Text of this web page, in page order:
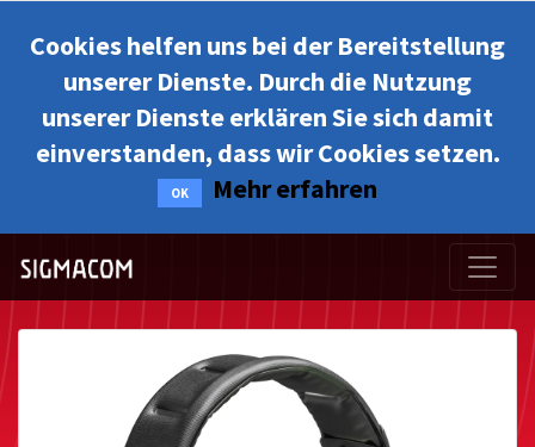
Cookies helfen uns bei der Bereitstellung
unserer Dienste. Durch die Nutzung
unserer Dienste erklären Sie sich damit
einverstanden, dass wir Cookies setzen.
OK Mehr erfahren